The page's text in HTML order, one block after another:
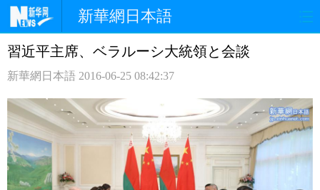
新華網日本語
ホームページ 政治
観光 評論 写真
中日対訳
習近平主席、ベラルーシ大統領と会談
新華網日本語 2016-06-25 08:42:37